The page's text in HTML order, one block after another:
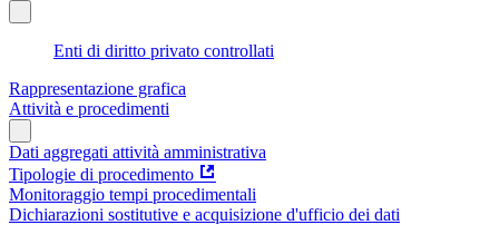
Enti di diritto privato controllati
Rappresentazione grafica
Attività e procedimenti
Dati aggregati attività amministrativa
Tipologie di procedimento
Monitoraggio tempi procedimentali
Dichiarazioni sostitutive e acquisizione d'ufficio dei dati